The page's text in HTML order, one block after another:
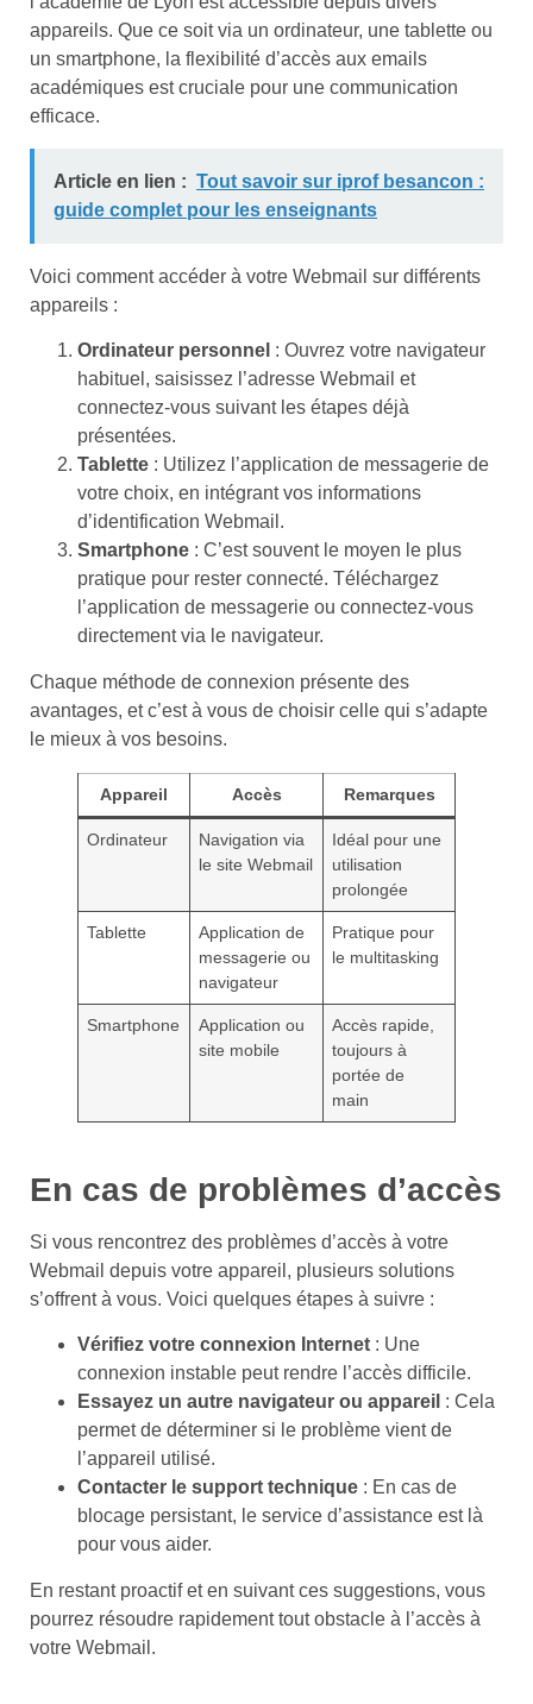
appareils. Que ce soit via un ordinateur, une tablette ou
un smartphone, la flexibilité d’accès aux emails
académiques est cruciale pour une communication
efficace.
Article en lien : Tout savoir sur iprof besancon :
guide complet pour les enseignants
Voici comment accéder à votre Webmail sur différents
appareils :
Ordinateur personnel : Ouvrez votre navigateur
habituel, saisissez l’adresse Webmail et
connectez-vous suivant les étapes déjà
présentées.
Tablette : Utilizez l’application de messagerie de
votre choix, en intégrant vos informations
d’identification Webmail.
Smartphone : C’est souvent le moyen le plus
pratique pour rester connecté. Téléchargez
l’application de messagerie ou connectez-vous
directement via le navigateur.
Chaque méthode de connexion présente des
avantages, et c’est à vous de choisir celle qui s’adapte
le mieux à vos besoins.
Appareil Accès Remarques
Ordinateur
Navigation via
le site Webmail
Idéal pour une
utilisation
prolongée
Tablette
Application de
messagerie ou
navigateur
Pratique pour
le multitasking
Smartphone
Application ou
site mobile
Accès rapide,
toujours à
portée de
main
En cas de problèmes d’accès
Si vous rencontrez des problèmes d’accès à votre
Webmail depuis votre appareil, plusieurs solutions
s’offrent à vous. Voici quelques étapes à suivre :
Vérifiez votre connexion Internet : Une
connexion instable peut rendre l’accès difficile.
Essayez un autre navigateur ou appareil : Cela
permet de déterminer si le problème vient de
l’appareil utilisé.
Contacter le support technique : En cas de
blocage persistant, le service d’assistance est là
pour vous aider.
En restant proactif et en suivant ces suggestions, vous
pourrez résoudre rapidement tout obstacle à l’accès à
votre Webmail.